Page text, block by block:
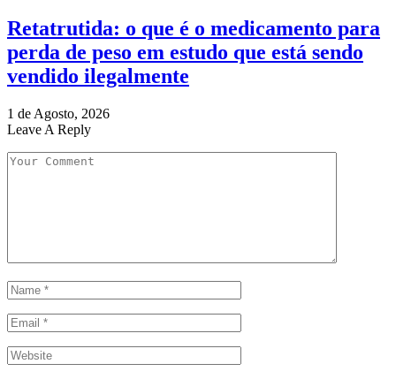
Retatrutida: o que é o medicamento para
perda de peso em estudo que está sendo
vendido ilegalmente
1 de Agosto, 2026
Leave A Reply